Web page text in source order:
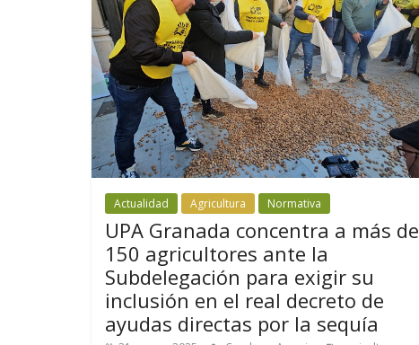
Actualidad Agricultura Normativa
UPA Granada concentra a más de
150 agricultores ante la
Subdelegación para exigir su
inclusión en el real decreto de
ayudas directas por la sequía